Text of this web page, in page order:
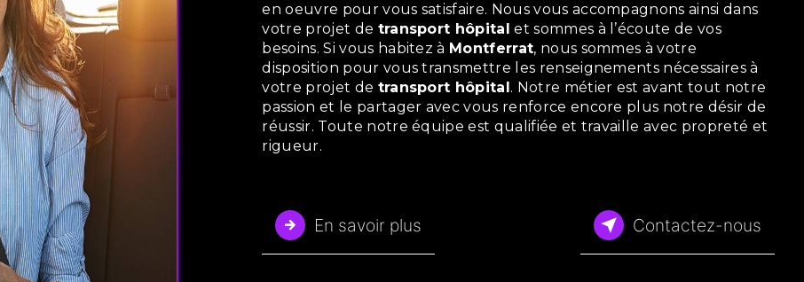
en oeuvre pour vous satisfaire. Nous vous accompagnons ainsi dans
votre projet de transport hôpital et sommes à l’écoute de vos
besoins. Si vous habitez à Montferrat, nous sommes à votre
disposition pour vous transmettre les renseignements nécessaires à
votre projet de transport hôpital. Notre métier est avant tout notre
passion et le partager avec vous renforce encore plus notre désir de
réussir. Toute notre équipe est qualifiée et travaille avec propreté et
rigueur.
En savoir plus Contactez-nous